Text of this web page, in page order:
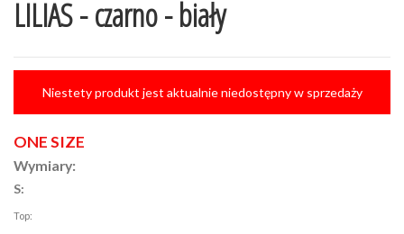
LILIAS - czarno - biały
Niestety produkt jest aktualnie niedostępny w sprzedaży
ONE SIZE
Wymiary:
S:
Top: